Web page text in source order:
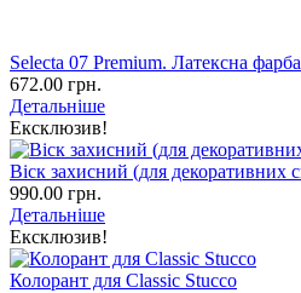
Selecta 07 Premium. Латексна
672.00 грн.
Детальніше
Ексклюзив!
Віск захисний (для декоративних
990.00 грн.
Детальніше
Ексклюзив!
Колорант для Classic Stucco